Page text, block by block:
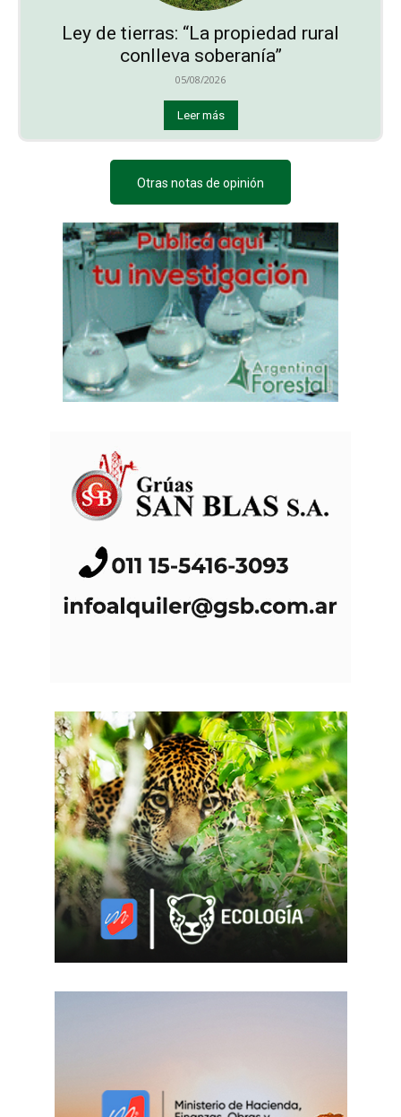
Ley de tierras: “La propiedad rural
conlleva soberanía”
05/08/2026
Leer más
Otras notas de opinión